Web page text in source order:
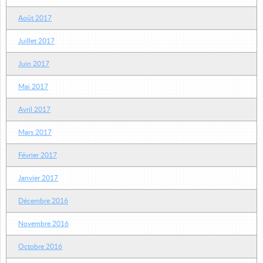
Août 2017
Juillet 2017
Juin 2017
Mai 2017
Avril 2017
Mars 2017
Février 2017
Janvier 2017
Décembre 2016
Novembre 2016
Octobre 2016